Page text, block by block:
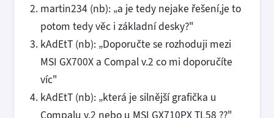
martin234 (nb): „a je tedy nejake řešení,je to
potom tedy věc i základní desky?"
kAdEtT (nb): „Doporučte se rozhoduji mezi
MSI GX700X a Compal v.2 co mi doporučíte
víc"
kAdEtT (nb): „která je silnější grafička u
Compalu v.2 nebo u MSI GX710PX TL58 ??"